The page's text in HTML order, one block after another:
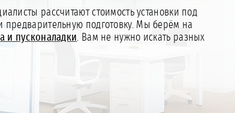
рассчитают стоимость установки под
предварительную подготовку. Мы берём на
и пусконаладки. Вам не нужно искать разных